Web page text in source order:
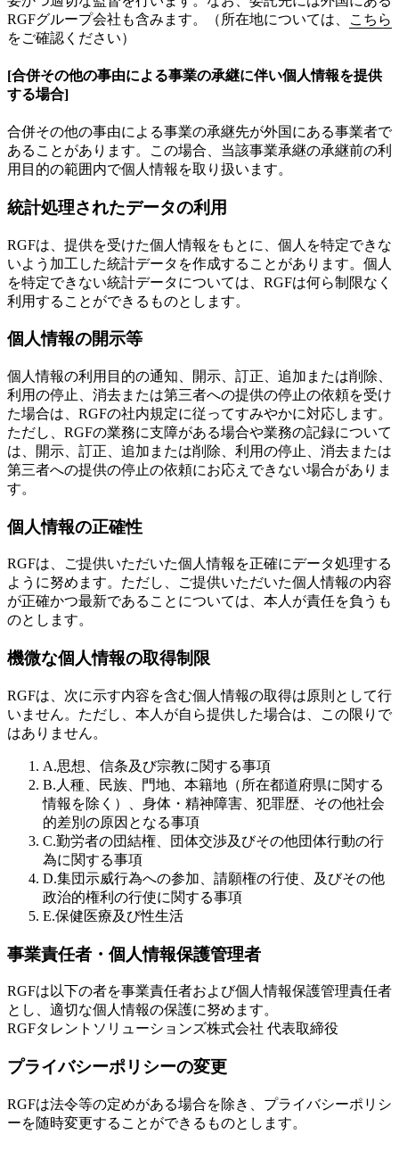
RGFグループ会社も含みます。（所在地については、
こちら
をご確認ください）
[合併その他の事由による事業の承継に伴い個人情報を提供
する場合]
合併その他の事由による事業の承継先が外国にある事業者で
あることがあります。この場合、当該事業承継の承継前の利
用目的の範囲内で個人情報を取り扱います。
統計処理されたデータの利用
RGFは、提供を受けた個人情報をもとに、個人を特定できな
いよう加工した統計データを作成することがあります。個人
を特定できない統計データについては、RGFは何ら制限なく
利用することができるものとします。
個人情報の開示等
個人情報の利用目的の通知、開示、訂正、追加または削除、
利用の停止、消去または第三者への提供の停止の依頼を受け
た場合は、RGFの社内規定に従ってすみやかに対応します。
ただし、RGFの業務に支障がある場合や業務の記録について
は、開示、訂正、追加または削除、利用の停止、消去または
第三者への提供の停止の依頼にお応えできない場合がありま
す。
個人情報の正確性
RGFは、ご提供いただいた個人情報を正確にデータ処理する
ように努めます。ただし、ご提供いただいた個人情報の内容
が正確かつ最新であることについては、本人が責任を負うも
のとします。
機微な個人情報の取得制限
RGFは、次に示す内容を含む個人情報の取得は原則として行
いません。ただし、本人が自ら提供した場合は、この限りで
はありません。
A.思想、信条及び宗教に関する事項
B. 人種、民族、門地、本籍地（所在都道府県に関する
情報を除く）、身体・精神障害、犯罪歴、その他社会
的差別の原因となる事項
C.勤労者の団結権、団体交渉及びその他団体行動の行
為に関する事項
D.集団示威行為への参加、請願権の行使、及びその他
政治的権利の行使に関する事項
E.保健医療及び性生活
事業責任者・個人情報保護管理者
RGFは以下の者を事業責任者および個人情報保護管理責任者
とし、適切な個人情報の保護に努めます。
RGFタレントソリューションズ株式会社 代表取締役
プライバシーポリシーの変更
RGFは法令等の定めがある場合を除き、プライバシーポリシ
ーを随時変更することができるものとします。